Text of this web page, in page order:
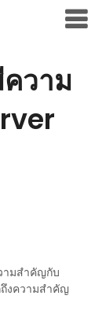
ความ
ามสำคัญกับ
งความสำคัญ